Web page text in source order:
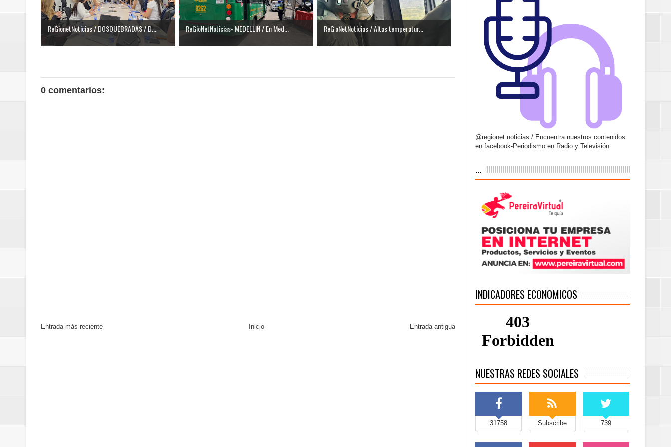
ReGionetNoticias / DOSQUEBRADAS / D... ReGioNetNoticias- MEDELLIN / En Med... ReGioNetNoticias / Altas temperatur...
0 comentarios:
Entrada más reciente Entrada antigua
Inicio
@regionet noticias / Encuentra nuestros contenidos
en facebook-Periodismo en Radio y Televisión
...
INDICADORES ECONOMICOS
NUESTRAS REDES SOCIALES
31758 Subscribe 739